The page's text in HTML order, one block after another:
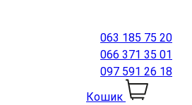
063 185 75 20
066 371 35 01
097 591 26 18
Кошик